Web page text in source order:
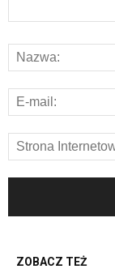
ZOBACZ TEŻ